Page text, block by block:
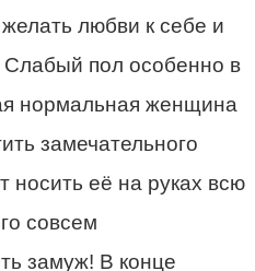
любви к себе и
Слабый пол особенно в
нормальная женщина
замечательного
носить её на руках всю
совсем
замуж! В конце